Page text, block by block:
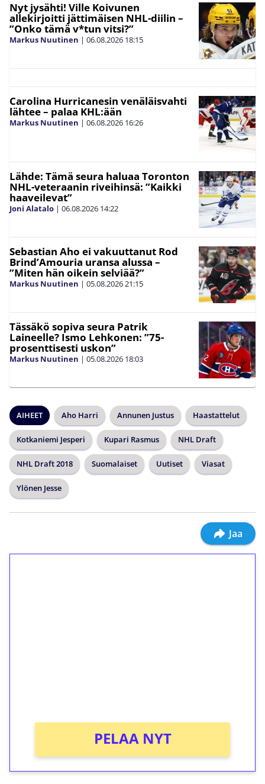
Nyt jysähti! Ville Koivunen
allekirjoitti jättimäisen NHL-diilin –
”Onko tämä v*tun vitsi?”
Markus Nuutinen | 06.08.2026 18:15
Carolina Hurricanesin venäläisvahti
lähtee – palaa KHL:ään
Markus Nuutinen | 06.08.2026 16:26
Lähde: Tämä seura haluaa Toronton
NHL-veteraanin riveihinsä: ”Kaikki
haaveilevat”
Joni Alatalo | 06.08.2026 14:22
Sebastian Aho ei vakuuttanut Rod
Brind’Amouria uransa alussa –
”Miten hän oikein selviää?”
Markus Nuutinen | 05.08.202621:15
Tässäkö sopiva seura Patrik
Laineelle? Ismo Lehkonen: ”75-
prosenttisesti uskon”
Markus Nuutinen | 05.08.2026 18:03
AIHEET Aho Harri Annunen Justus Haastattelut
Kotkaniemi Jesperi Kupari Rasmus NHL Draft
NHL Draft 2018 Suomalaiset Uutiset Viasat
Ylönen Jesse
Jaa
PELAA NYT